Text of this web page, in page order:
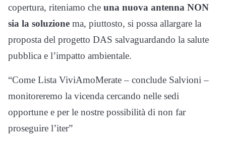
copertura, riteniamo che una nuova antenna NON
sia la soluzione ma, piuttosto, si possa allargare la
proposta del progetto DAS salvaguardando la salute
pubblica e l’impatto ambientale.
“Come Lista ViviAmoMerate – conclude Salvioni –
monitoreremo la vicenda cercando nelle sedi
opportune e per le nostre possibilità di non far
proseguire l’iter”